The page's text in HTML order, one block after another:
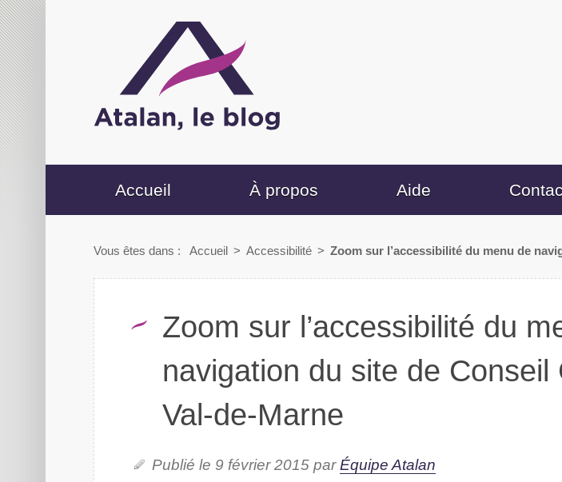
Accueil À propos Aide
Vous êtes dans : Accueil > Accessibilité > Zoom sur l’accessibilité du menu de
Zoom sur l’accessibilité du
navigation du site de Conseil
Val-de-Marne
Publié le 9 février 2015 parÉquipe Atalan